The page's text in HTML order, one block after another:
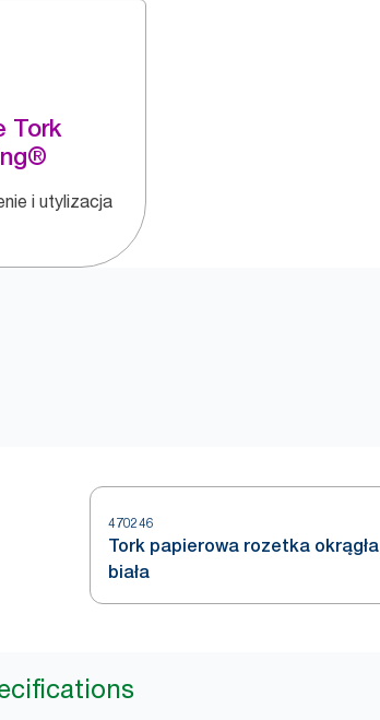
Tork
i utylizacja
470246
Tork papierowa rozetka okrągła
biała